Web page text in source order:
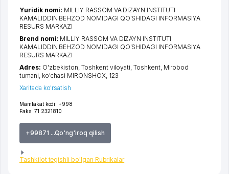
Mamlakat kodi: +998
Faks: 71 2321810
+99871 ...Qo'ng'iroq qilish
Tashkilot tegishli bo'lgan Rubrikalar
Yuridik nomi: MILLIY RASSOM VA DIZAYN INSTITUTI
KAMALIDDIN BEHZOD NOMIDAGI QO'SHIDAGI INFORMASIYA
RESURS MARKAZI
Brend nomi: MILLIY RASSOM VA DIZAYN INSTITUTI
KAMALIDDIN BEHZOD NOMIDAGI QO'SHIDAGI INFORMASIYA
RESURS MARKAZI
Adres: O'zbekiston,Toshkent viloyati ,Toshkent, Mirobod
tumani ko'chasi MIRONSHOX, 123
Xaritada ko'rsatish